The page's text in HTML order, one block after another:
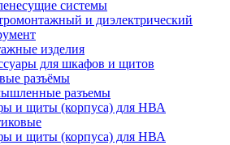
системы
и диэлектрический
изделия
для шкафов и щитов
разъёмы
разъемы
и щиты (корпуса) для НВА
и щиты (корпуса) для НВА